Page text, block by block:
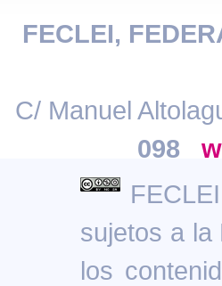
FECLEI,
C/ Manuel
098
sujetos a la
los